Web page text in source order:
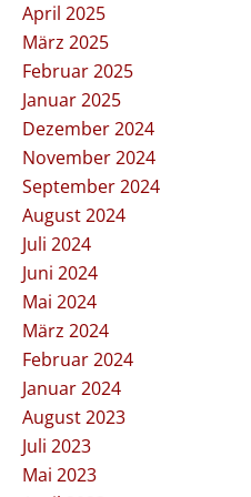
April 2025
März 2025
Februar 2025
Januar 2025
Dezember 2024
November 2024
September 2024
August 2024
Juli 2024
Juni 2024
Mai 2024
März 2024
Februar 2024
Januar 2024
August 2023
Juli 2023
Mai 2023